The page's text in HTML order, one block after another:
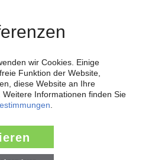
mit einem KI Abo:
Zugang
kündbar
/Monat
testen